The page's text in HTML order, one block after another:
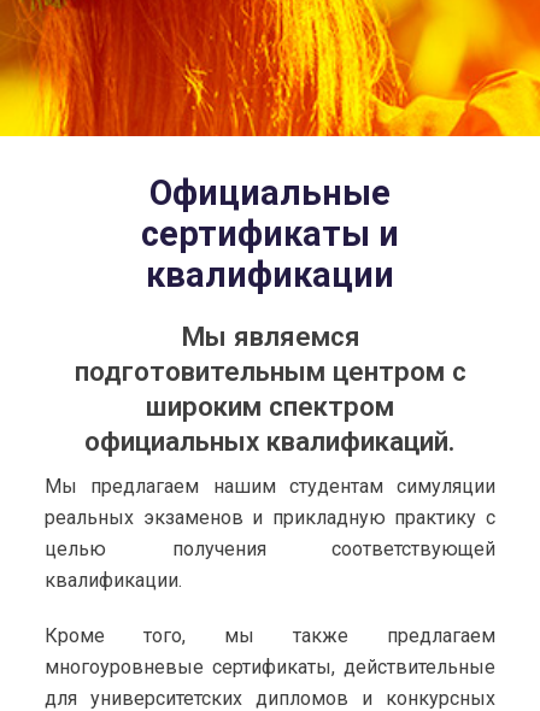
Официальные
сертификаты и
квалификации
Мы являемся
подготовительным центром с
широким спектром
официальных квалификаций.
Мы предлагаем нашим студентам симуляции
реальных экзаменов и прикладную практику с
целью получения соответствующей
квалификации.
Кроме того, мы также предлагаем
многоуровневые сертификаты, действительные
для университетских дипломов и конкурсных